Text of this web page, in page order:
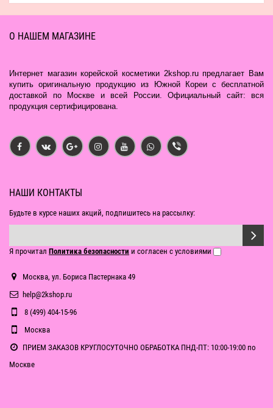
О НАШЕМ МАГАЗИНЕ
Интернет магазин корейской косметики 2kshop.ru предлагает Вам
купить оригинальную продукцию из Южной Кореи с бесплатной
доставкой по Москве и всей России. Официальный сайт: вся
продукция сертифицирована.
НАШИ КОНТАКТЫ
Будьте в курсе наших акций, подпишитесь на рассылку:
Я прочитал Политика безопасности и согласен с условиями
Москва, ул. Бориса Пастернака 49
help@2kshop.ru
8 (499) 404-15-96
Москва
ПРИЕМ ЗАКАЗОВ КРУГЛОСУТОЧНО ОБРАБОТКА ПНД-ПТ: 10:00-19:00 по
Москве